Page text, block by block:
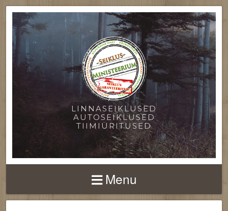
LINNASEIKLUSED
AUTOSEIKLUSED
TIIMIÜRITUSED
Menu